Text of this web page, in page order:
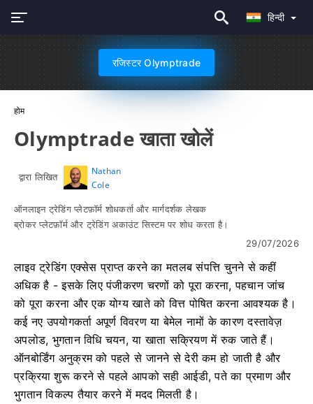
हिन्दी
रजिस्टर Olymptrade
होम
Olymptrade खाता खोलें
द्वारा लिखित
Nathan
Cole
ऑनलाइन ट्रेडिंग प्लेटफ़ॉर्म शोधकर्ता और मार्गदर्शक लेखक
ब्रोकर प्लेटफ़ॉर्म और ट्रेडिंग अकाउंट सिस्टम पर शोध करता है।
29/07/2026
लाइव ट्रेडिंग एक्सेस प्राप्त करने का मतलब संपत्ति चुनने से कहीं
अधिक है - इसके लिए पंजीकरण चरणों को पूरा करना, पहचान जांच
को पूरा करना और एक योग्य खाते को वित्त पोषित करना आवश्यक है।
कई नए उपयोगकर्ता अपूर्ण विवरण या बेमेल नामों के कारण दस्तावेज़
अपलोड, भुगतान विधि चयन, या खाता सक्रियण में रुक जाते हैं।
ऑनबोर्डिंग अनुक्रम को पहले से जानने से देरी कम हो जाती है और
प्रक्रिया शुरू करने से पहले आपको सही आईडी, पते का प्रमाण और
भुगतान विकल्प तैयार करने में मदद मिलती है।